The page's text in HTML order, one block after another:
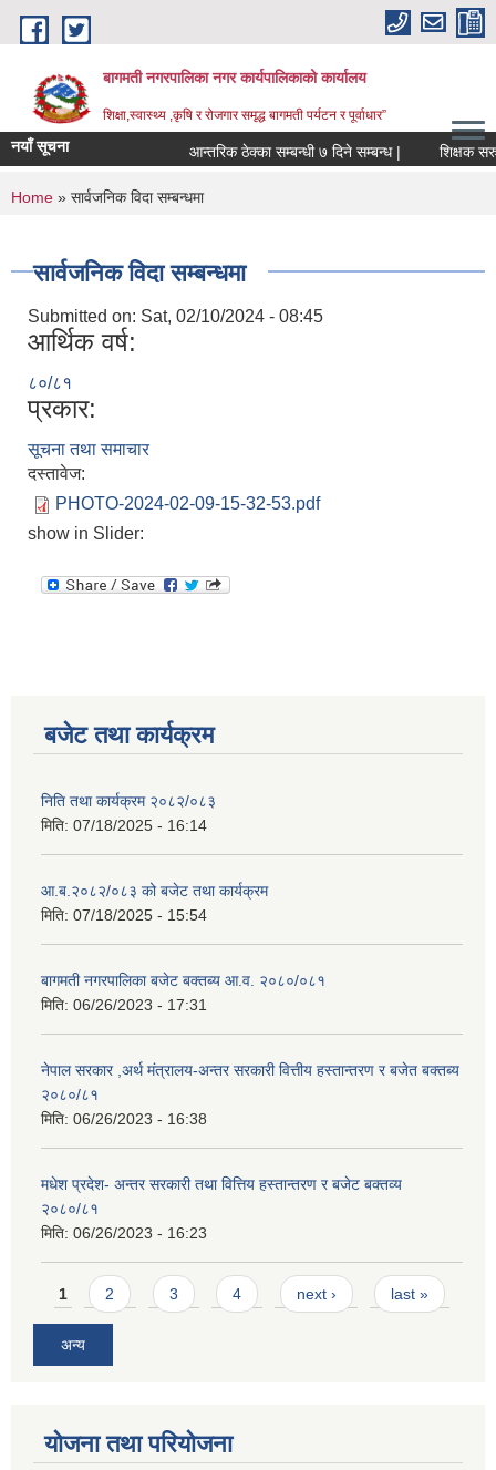
Skip to main content
बागमती नगरपालिका नगर कार्यपालिकाको कार्यालय
शिक्षा,स्वास्थ्य ,कृषि र रोजगार समृद्ध बागमती पर्यटन र पूर्वाधार”
नयाँ सूचना आन्तरिक ठेक्का सम्बन्धी ७ दिने सम्बन्ध |
You are here
Home » सार्वजनिक विदा सम्बन्धमा
सार्वजनिक विदा सम्बन्धमा
Submitted on: Sat, 02/10/2024 - 08:45
आर्थिक वर्ष:
८०/८१
प्रकार:
सूचना तथा समाचार
दस्तावेज:
PHOTO-2024-02-09-15-32-53.pdf
show in Slider:
बजेट तथा कार्यक्रम
निति तथा कार्यक्रम २०८२/०८३
मिति: 07/18/2025 - 16:14
आ.ब.२०८२/०८३ को बजेट तथा कार्यक्रम
मिति: 07/18/2025 - 15:54
बागमती नगरपालिका बजेट बक्तब्य आ.व. २०८०/०८१
मिति: 06/26/2023 - 17:31
नेपाल सरकार ,अर्थ मंत्रालय-अन्तर सरकारी वित्तीय हस्तान्तरण र बजेत बक्तब्य
२०८०/८१
मिति: 06/26/2023 - 16:38
मधेश प्रदेश- अन्तर सरकारी तथा वित्तिय हस्तान्तरण र बजेट बक्तव्य
२०८०/८१
मिति: 06/26/2023 - 16:23
Pages
1 2 3 4 next › last »
अन्य
योजना तथा परियोजना